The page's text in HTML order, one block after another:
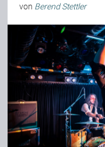
Join Us
Support Us
Kalender
Playlisten
von Berend Stettler